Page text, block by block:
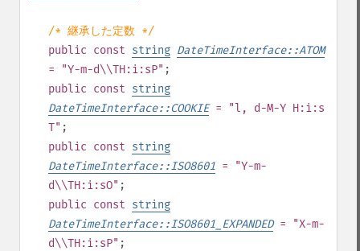
/* 継承した定数 */
public const string DateTimeInterface::ATOM
= "Y-m-d\\TH:i:sP" ;
public const string
DateTimeInterface::COOKIE= "l, d-M-Y H:i:s
T" ;
public const string
DateTimeInterface::ISO8601 = "Y-m-
d\\TH:i:sO" ;
public const string
DateTimeInterface::ISO8601_EXPANDED= "X-m-
d\\TH:i:sP" ;